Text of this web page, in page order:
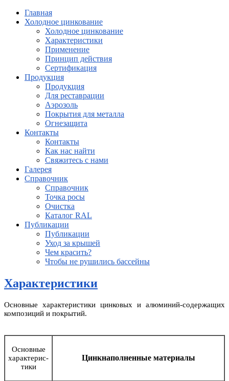
Главная
Холодное цинкование
Холодное цинкование
Характеристики
Применение
Принцип действия
Сертификация
Продукция
Продукция
Для реставрации
Аэрозоль
Покрытия для металла
Огнезащита
Контакты
Контакты
Как нас найти
Свяжитесь с нами
Галерея
Справочник
Справочник
Точка росы
Очистка
Каталог RAL
Публикации
Публикации
Уход за крышей
Чем красить?
Чтобы не рушились бассейны
Характеристики
Основные характеристики цинковых и алюминий-содержащих
композиций и покрытий.
Основные
характерис-
тики
Цинкнаполненные материалы